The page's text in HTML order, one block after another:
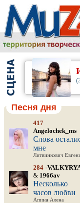
Песня дня
417
Angelochek_ms
Слова
мне
Литвинкович
284 -
& 1966av
Несколько
часов любви
Апина Алена